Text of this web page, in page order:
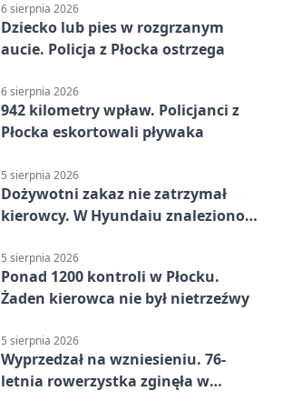
6 sierpnia 2026
Dziecko lub pies w rozgrzanym
aucie. Policja z Płocka ostrzega
6 sierpnia 2026
942 kilometry wpław. Policjanci z
Płocka eskortowali pływaka
5 sierpnia 2026
Dożywotni zakaz nie zatrzymał
kierowcy. W Hyundaiu znaleziono
5 sierpnia 2026
Ponad 1200 kontroli w Płocku.
Żaden kierowca nie był nietrzeźwy
5 sierpnia 2026
Wyprzedzał na wzniesieniu. 76-
letnia rowerzystka zginęła w